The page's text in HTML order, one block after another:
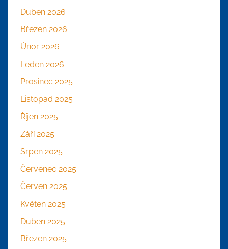
Duben 2026
Březen 2026
Únor 2026
Leden 2026
Prosinec 2025
Listopad 2025
Říjen 2025
Září 2025
Srpen 2025
Červenec 2025
Červen 2025
Květen 2025
Duben 2025
Březen 2025